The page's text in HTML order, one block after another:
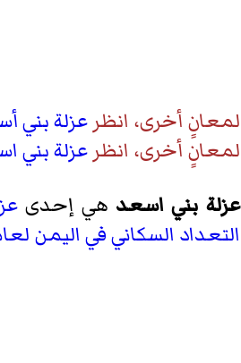
لمعانٍ أخرى، انظرعزلة بني
لمعانٍ أخرى، انظرعزلة بني
عزلة بني اسعد هي إحدى
التعداد السكاني في اليمن لعام